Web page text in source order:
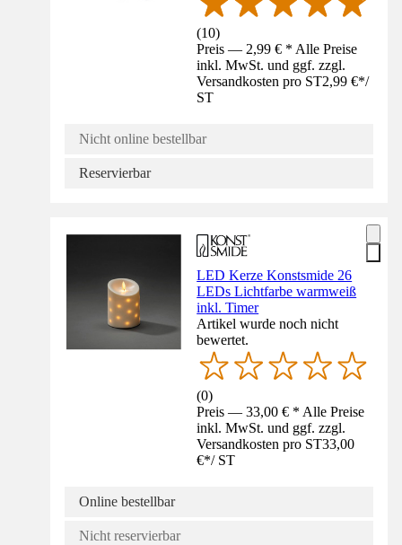
(10)
Preis — 2,99 € * Alle Preise
inkl. MwSt. und ggf. zzgl.
Versandkosten pro ST2,99 €*/
ST
Nicht online bestellbar
Reservierbar
LED Kerze Konstsmide 26
LEDs Lichtfarbe warmweiß
inkl. Timer
Artikel wurde noch nicht
bewertet.
(0)
Preis — 33,00 € * Alle Preise
inkl. MwSt. und ggf. zzgl.
Versandkosten pro ST33,00
€*/ ST
Online bestellbar
Nicht reservierbar